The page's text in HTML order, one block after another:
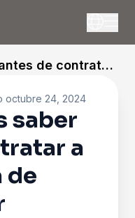
de contratar
octubre 24, 2024
saber
a
de